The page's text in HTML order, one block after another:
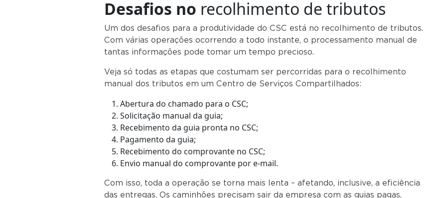
Desafios no recolhimento de tributos
Um dos desafios para a produtividade do CSC está no recolhimento de tributos.
Com várias operações ocorrendo a todo instante, o processamento manual de
tantas informações pode tomar um tempo precioso.
Veja só todas as etapas que costumam ser percorridas para o recolhimento
manual dos tributos em um Centro de Serviços Compartilhados:
Abertura do chamado para o CSC;
Solicitação manual da guia;
Recebimento da guia pronta no CSC;
Pagamento da guia;
Recebimento do comprovante no CSC;
Envio manual do comprovante por e-mail.
Com isso, toda a operação se torna mais lenta – afetando, inclusive, a eficiência
das entregas. Os caminhões precisam sair da empresa com as guias pagas,